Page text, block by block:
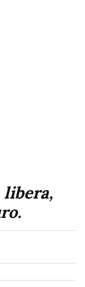
libera,